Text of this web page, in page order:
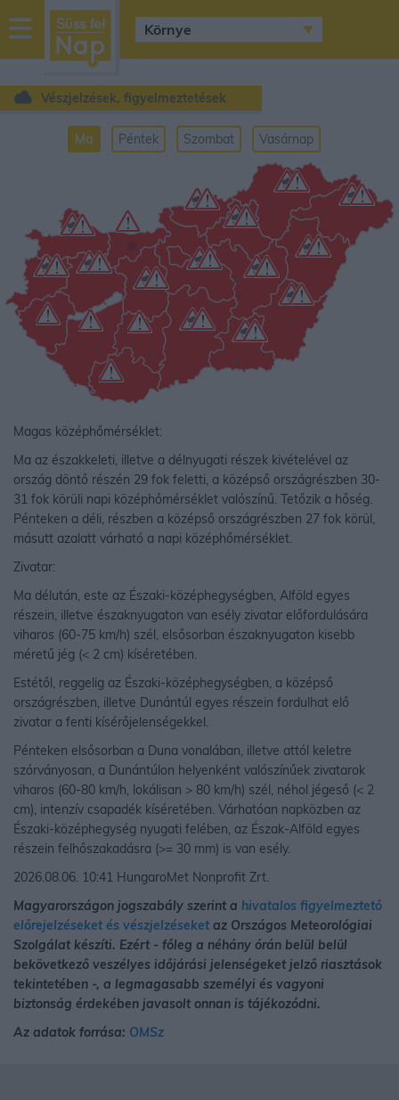
sussfelnap.hu
időjárás
Vészjelzések, figyelmeztetések
Ma Péntek Szombat Vasárnap
•
Magas középhőmérséklet:
Ma az északkeleti, illetve a délnyugati részek kivételével az
ország döntő részén 29 fok feletti, a középső országrészben 30-
31 fok körüli napi középhőmérséklet valószínű. Tetőzik a hőség.
Pénteken a déli, részben a középső országrészben 27 fok körül,
másutt azalatt várható a napi középhőmérséklet.
Zivatar:
Ma délután, este az Északi-középhegységben, Alföld egyes
részein, illetve északnyugaton van esély zivatar előfordulására
viharos (60-75 km/h) szél, elsősorban északnyugaton kisebb
méretű jég (< 2 cm) kíséretében.
Estétől, reggelig az Északi-középhegységben, a középső
országrészben, illetve Dunántúl egyes részein fordulhat elő
zivatar a fenti kísérőjelenségekkel.
Pénteken elsősorban a Duna vonalában, illetve attól keletre
szórványosan, a Dunántúlon helyenként valószínűek zivatarok
viharos (60-80 km/h, lokálisan > 80 km/h) szél, néhol jégeső (< 2
cm), intenzív csapadék kíséretében. Várhatóan napközben az
Északi-középhegység nyugati felében, az Észak-Alföld egyes
részein felhőszakadásra (>= 30 mm) is van esély.
2026.08.06. 10:41 HungaroMet Nonprofit Zrt.
Magyarországon jogszabály szerint a hivatalos figyelmeztető
előrejelzéseket és vészjelzéseket az Országos Meteorológiai
Szolgálat készíti. Ezért - főleg a néhány órán belül belül
bekövetkező veszélyes időjárási jelenségeket jelző riasztások
tekintetében -, a legmagasabb személyi és vagyoni
biztonság érdekében javasolt onnan is tájékozódni.
Az adatok forrása: OMSz